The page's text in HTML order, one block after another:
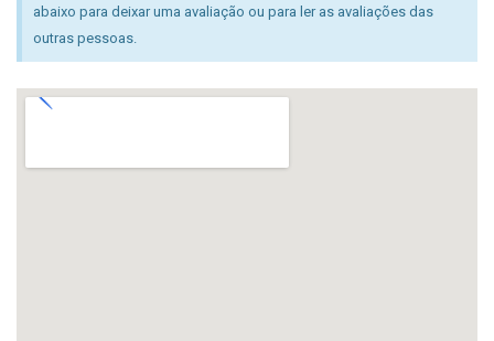
abaixo para deixar uma avaliação ou para ler as avaliações das
outras pessoas.